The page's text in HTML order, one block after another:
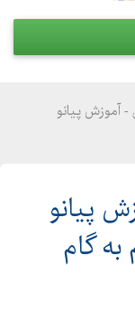
آموزش پیانو
پیانو
گام